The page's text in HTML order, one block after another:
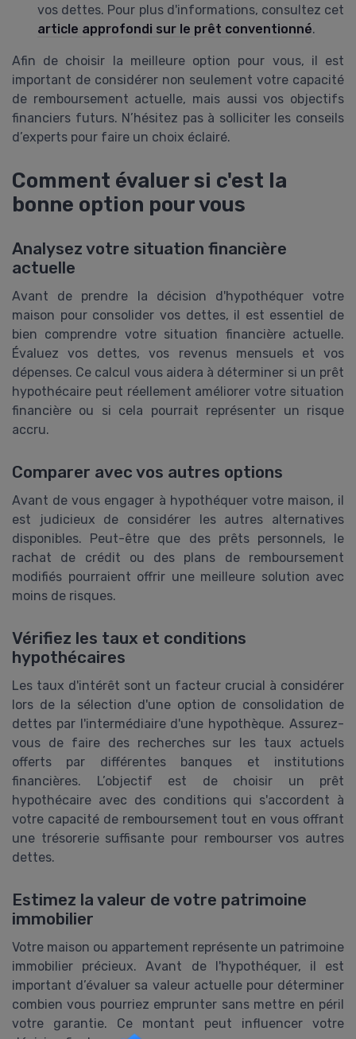
vos dettes. Pour plus d'informations, consultez cet
article approfondi sur le prêt conventionné.
Afin de choisir la meilleure option pour vous, il est
important de considérer non seulement votre capacité
de remboursement actuelle, mais aussi vos objectifs
financiers futurs. N’hésitez pas à solliciter les conseils
d’experts pour faire un choix éclairé.
Comment évaluer si c'est la
bonne option pour vous
Analysez votre situation financière
actuelle
Avant de prendre la décision d'hypothéquer votre
maison pour consolider vos dettes, il est essentiel de
bien comprendre votre situation financière actuelle.
Évaluez vos dettes, vos revenus mensuels et vos
dépenses. Ce calcul vous aidera à déterminer si un prêt
hypothécaire peut réellement améliorer votre situation
financière ou si cela pourrait représenter un risque
accru.
Comparer avec vos autres options
Avant de vous engager à hypothéquer votre maison, il
est judicieux de considérer les autres alternatives
disponibles. Peut-être que des prêts personnels, le
rachat de crédit ou des plans de remboursement
modifiés pourraient offrir une meilleure solution avec
moins de risques.
Vérifiez les taux et conditions
hypothécaires
Les taux d'intérêt sont un facteur crucial à considérer
lors de la sélection d'une option de consolidation de
dettes par l'intermédiaire d'une hypothèque. Assurez-
vous de faire des recherches sur les taux actuels
offerts par différentes banques et institutions
financières. L’objectif est de choisir un prêt
hypothécaire avec des conditions qui s'accordent à
votre capacité de remboursement tout en vous offrant
une trésorerie suffisante pour rembourser vos autres
dettes.
Estimez la valeur de votre patrimoine
immobilier
Votre maison ou appartement représente un patrimoine
immobilier précieux. Avant de l'hypothéquer, il est
important d’évaluer sa valeur actuelle pour déterminer
combien vous pourriez emprunter sans mettre en péril
votre garantie. Ce montant peut influencer votre